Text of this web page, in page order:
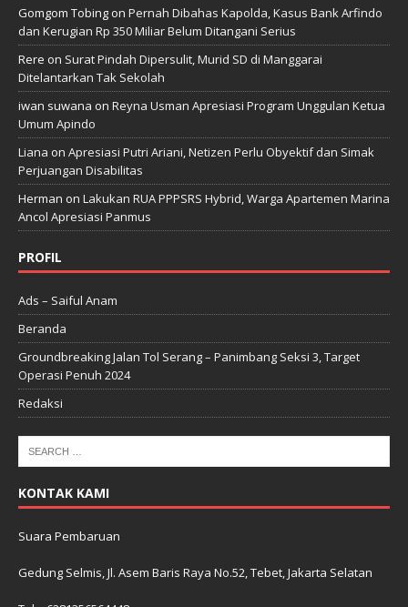
Gomgom Tobing on Pernah Dibahas Kapolda, Kasus Bank Arfindo
dan Kerugian Rp 350 Miliar Belum Ditangani Serius
Rere on Surat Pindah Dipersulit, Murid SD di Manggarai
Ditelantarkan Tak Sekolah
iwan suwana on Reyna Usman Apresiasi Program Unggulan Ketua
Umum Apindo
Liana on Apresiasi Putri Ariani, Netizen Perlu Obyektif dan Simak
Perjuangan Disabilitas
Herman on Lakukan RUA PPPSRS Hybrid, Warga Apartemen Marina
Ancol Apresiasi Panmus
PROFIL
Ads – Saiful Anam
Beranda
Groundbreaking Jalan Tol Serang – Panimbang Seksi 3, Target
Operasi Penuh 2024
Redaksi
KONTAK KAMI
Suara Pembaruan
Gedung Selmis, Jl. Asem Baris Raya No.52, Tebet, Jakarta Selatan